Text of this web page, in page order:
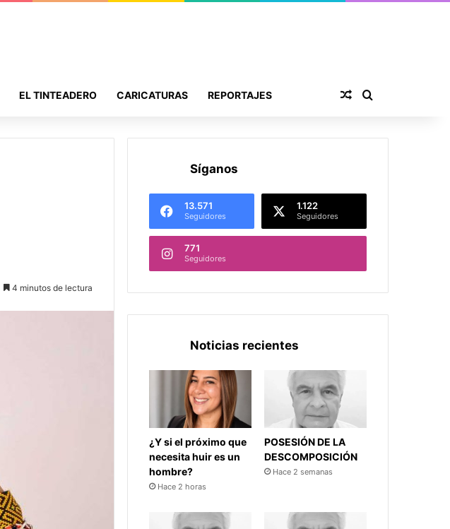
EL TINTEADERO CARICATURAS REPORTAJES Publicación al
4 minutos de lectura
Síganos
13.571
Seguidores
1.122
Seguidores
771
Seguidores
Noticias recientes
¿Y si el próximo que
necesita huir es un
hombre?
Hace 2 horas
POSESIÓN DE LA
DESCOMPOSICIÓN
Hace 2 semanas